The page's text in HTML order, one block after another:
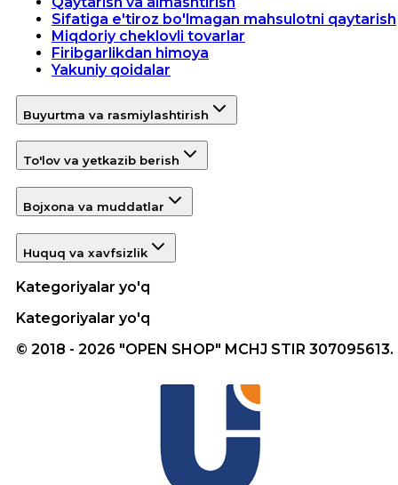
Sifatiga e'tiroz bo'lmagan mahsulotni qaytarish
Miqdoriy cheklovli tovarlar
Firibgarlikdan himoya
Yakuniy qoidalar
Buyurtma va rasmiylashtirish
To'lov va yetkazib berish
Bojxona va muddatlar
Huquq va xavfsizlik
Kategoriyalar yo'q
Kategoriyalar yo'q
© 2018 - 2026 "OPEN SHOP" MCHJ STIR 307095613.